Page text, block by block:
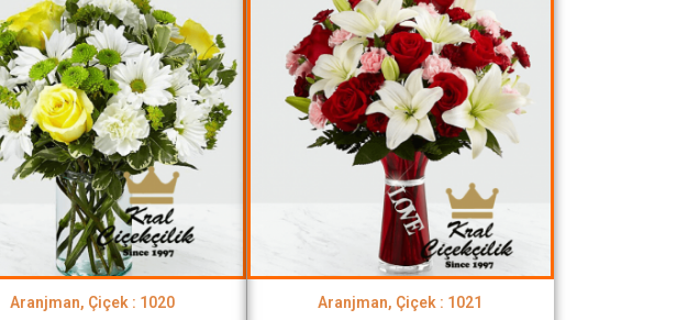
Aranjman, Çiçek : 1020 Aranjman, Çiçek : 1021